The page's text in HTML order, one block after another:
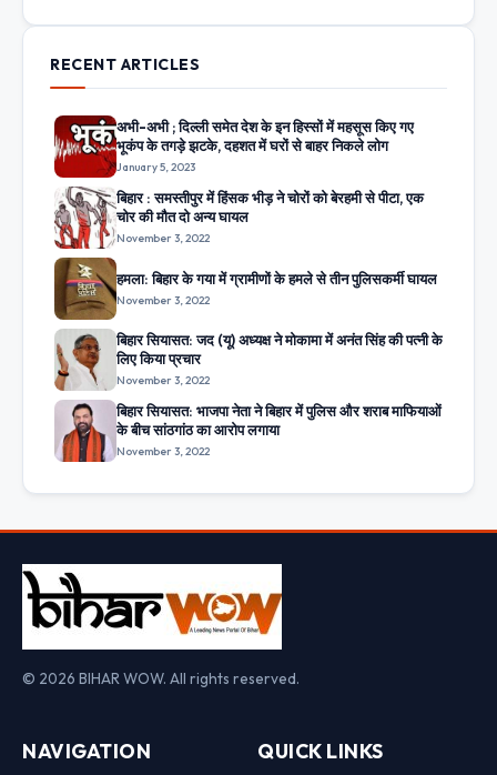
RECENT ARTICLES
अभी-अभी ; दिल्ली समेत देश के इन हिस्सों में महसूस किए गए
भूकंप के तगड़े झटके, दहशत में घरों से बाहर निकले लोग
January 5, 2023
बिहार : समस्तीपुर में हिंसक भीड़ ने चोरों को बेरहमी से पीटा, एक
चोर की मौत दो अन्य घायल
November 3, 2022
हमला: बिहार के गया में ग्रामीणों के हमले से तीन पुलिसकर्मी घायल
November 3, 2022
बिहार सियासत: जद (यू) अध्यक्ष ने मोकामा में अनंत सिंह की पत्नी के
लिए किया प्रचार
November 3, 2022
बिहार सियासत: भाजपा नेता ने बिहार में पुलिस और शराब माफियाओं
के बीच सांठगांठ का आरोप लगाया
November 3, 2022
© 2026 BIHAR WOW. All rights reserved.
NAVIGATION QUICK LINKS